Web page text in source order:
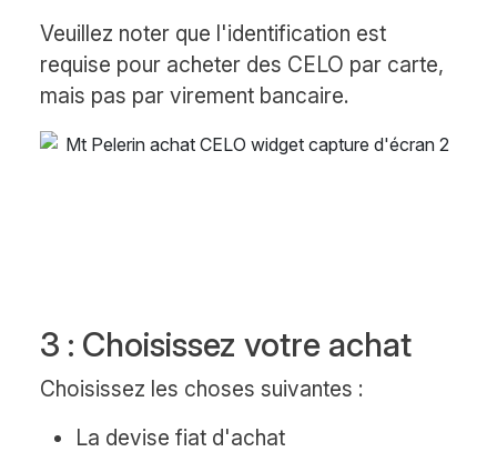
Veuillez noter que l'identification est
requise pour acheter des CELO par carte,
mais pas par virement bancaire.
3 : Choisissez votre achat
Choisissez les choses suivantes :
La devise fiat d'achat